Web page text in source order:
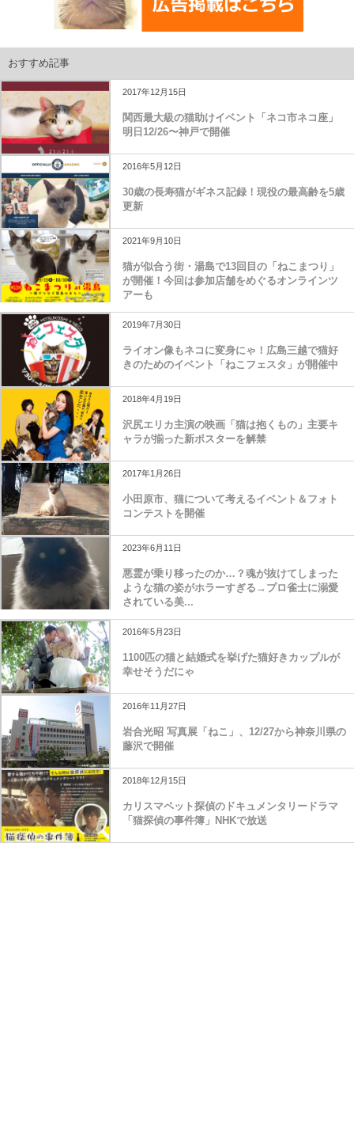
おすすめ記事
2017年12月15日
関西最大級の猫助けイベント「ネコ市ネコ座」
明日12/26〜神戸で開催
2016年5月12日
30歳の長寿猫がギネス記録！現役の最高齢を5歳
更新
2021年9月10日
猫が似合う街・湯島で13回目の「ねこまつり」
が開催！今回は参加店舗をめぐるオンラインツ
アーも
2019年7月30日
ライオン像もネコに変身にゃ！広島三越で猫好
きのためのイベント「ねこフェスタ」が開催中
2018年4月19日
沢尻エリカ主演の映画「猫は抱くもの」主要キ
ャラが揃った新ポスターを解禁
2017年1月26日
小田原市、猫について考えるイベント＆フォト
コンテストを開催
2023年6月11日
悪霊が乗り移ったのか…？魂が抜けてしまった
ような猫の姿がホラーすぎる→プロ雀士に溺愛
されている美...
2016年5月23日
1100匹の猫と結婚式を挙げた猫好きカップルが
幸せそうだにゃ
2016年11月27日
岩合光昭 写真展「ねこ」、12/27から神奈川県の
藤沢で開催
2018年12月15日
カリスマペット探偵のドキュメンタリードラマ
「猫探偵の事件簿」NHKで放送